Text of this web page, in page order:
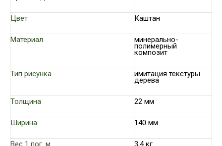
Цвет Каштан
Материал минерально-
полимерный
композит
Тип рисунка имитация текстуры
дерева
Толщина 22 мм
Ширина 140 мм